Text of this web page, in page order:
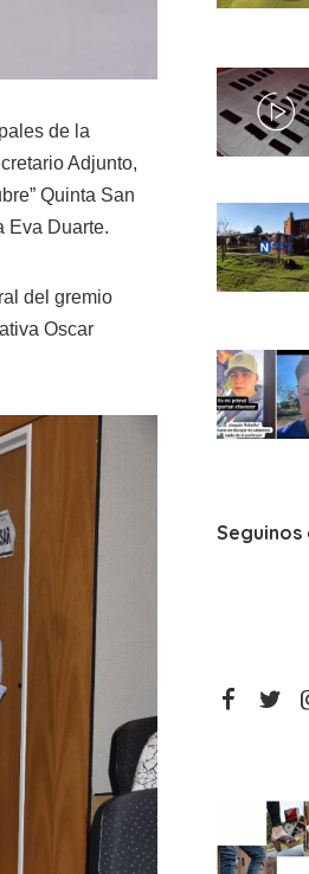
de la
Adjunto,
Quinta San
Eva Duarte.
del gremio
Oscar
Seguinos